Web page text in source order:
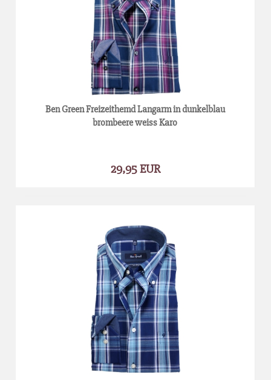
Ben Green Freizeithemd Langarm in dunkelblau
brombeere weiss Karo
29,95 EUR